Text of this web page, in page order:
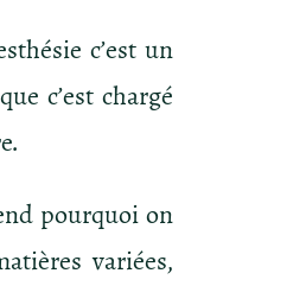
c’est un
c’est chargé
pourquoi on
variées,